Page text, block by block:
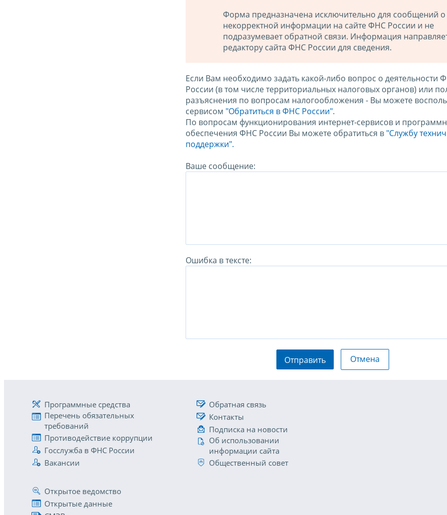
Форма предназначена исключительно для сообщений о
некорректной информации на сайте ФНС России и не
подразумевает обратной связи. Информация
редактору сайта ФНС России для сведения.
Если Вам необходимо задать какой-либо вопрос о деятельности
России (в том числе территориальных налоговых органов) или
разъяснения по вопросам налогообложения - Вы можете
сервисом "Обратиться в ФНС России".
По вопросам функционирования интернет-сервисов и
обеспечения ФНС России Вы можете обратиться в "Службу
поддержки".
Ваше сообщение:
Ошибка в тексте:
Отправить Отмена
Программные средства
Перечень обязательных
требований
Противодействие коррупции
Госслужба в ФНС России
Вакансии
Обратная связь
Контакты
Подписка на новости
Об использовании
информации сайта
Общественный совет
Открытое ведомство
Открытые данные